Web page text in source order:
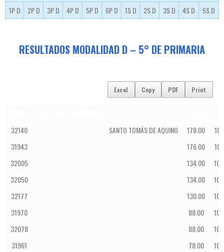
1P D
2P D 3P D 4P D 5P D 6P D 1S D 2S D 3S D 4S D 5S D
RESULTADOS MODALIDAD D – 5° DE PRIMARIA
Excel Copy PDF Print
32140
SANTO TOMÁS DE AQUINO 178.00
31943
176.00
32005
134.00
32050
134.00
32177
130.00
31970
88.00
32078
88.00
31961
78.00